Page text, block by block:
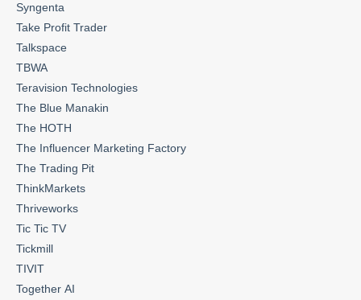
Syngenta
Take Profit Trader
Talkspace
TBWA
Teravision Technologies
The Blue Manakin
The HOTH
The Influencer Marketing Factory
The Trading Pit
ThinkMarkets
Thriveworks
Tic Tic TV
Tickmill
TIVIT
Together AI